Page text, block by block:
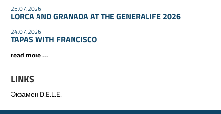
25.07.2026
LORCA AND GRANADA AT THE GENERALIFE 2026
24.07.2026
TAPAS WITH FRANCISCO
read more ...
LINKS
Экзамен D.E.L.E.